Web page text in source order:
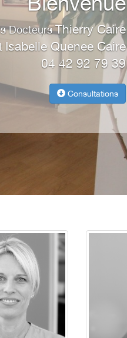
DocteursThierry Caire
Isabelle Quenee Caire
04 42 92 79 39
Consultations